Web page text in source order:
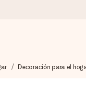
enviamos al vuelo,
Decoración para el